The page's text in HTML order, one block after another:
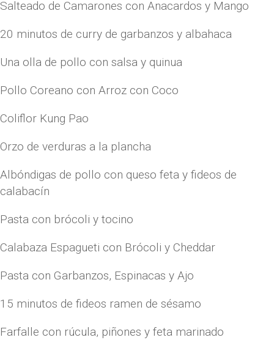
Salteado de Camarones con Anacardos y Mango
20 minutos de curry de garbanzos y albahaca
Una olla de pollo con salsa y quinua
Pollo Coreano con Arroz con Coco
Coliflor Kung Pao
Orzo de verduras a la plancha
Albóndigas de pollo con queso feta y fideos de
calabacín
Pasta con brócoli y tocino
Calabaza Espagueti con Brócoli y Cheddar
Pasta con Garbanzos, Espinacas y Ajo
15 minutos de fideos ramen de sésamo
Farfalle con rúcula, piñones y feta marinado